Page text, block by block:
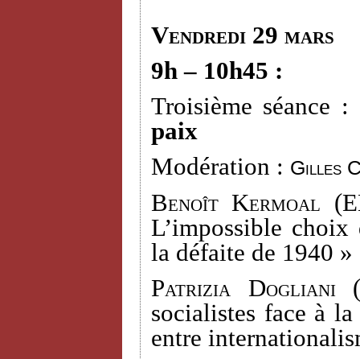
Vendredi 29 mars
9h – 10h45 :
Troisième séance :
paix
Modération : Gilles
Benoît Kermoal
L’impossible
la défaite de 1940 »
Patrizia Dogliani
socialistes face à
entre